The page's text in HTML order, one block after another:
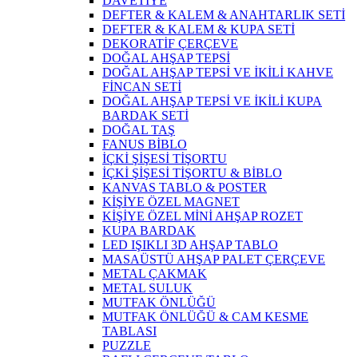
DEFTER & KALEM & ANAHTARLIK SETİ
DEFTER & KALEM & KUPA SETİ
DEKORATİF ÇERÇEVE
DOĞAL AHŞAP TEPSİ
DOĞAL AHŞAP TEPSİ VE İKİLİ KAHVE
FİNCAN SETİ
DOĞAL AHŞAP TEPSİ VE İKİLİ KUPA
BARDAK SETİ
DOĞAL TAŞ
FANUS BİBLO
İÇKİ ŞİŞESİ TİŞORTU
İÇKİ ŞİŞESİ TİŞORTU & BİBLO
KANVAS TABLO & POSTER
KİŞİYE ÖZEL MAGNET
KİŞİYE ÖZEL MİNİ AHŞAP ROZET
KUPA BARDAK
LED IŞIKLI 3D AHŞAP TABLO
MASAÜSTÜ AHŞAP PALET ÇERÇEVE
METAL ÇAKMAK
METAL SULUK
MUTFAK ÖNLÜĞÜ
MUTFAK ÖNLÜĞÜ & CAM KESME
TABLASI
PUZZLE